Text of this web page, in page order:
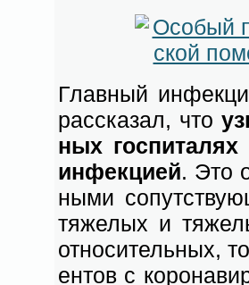
Глав­ный
рас­ска­зал, что
ных
ин­фек­ци­ей. Это
ны­ми
тя­же­лых и
от­но­си­тель­ных,
ен­тов с